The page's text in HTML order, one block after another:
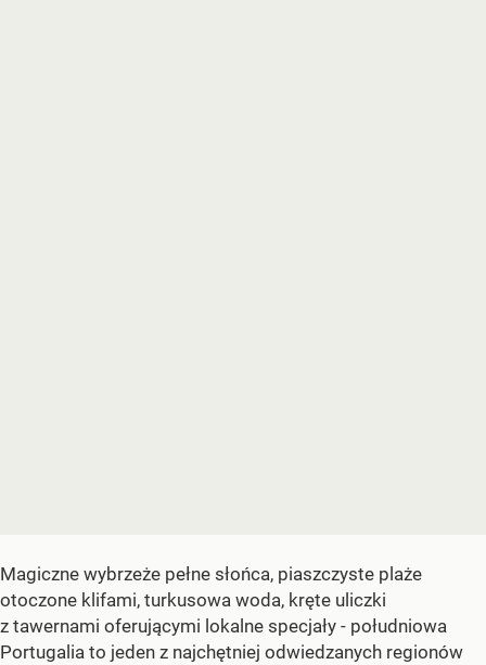
Magiczne wybrzeże pełne słońca, piaszczyste plaże
otoczone klifami, turkusowa woda, kręte uliczki
z tawernami oferującymi lokalne specjały - południowa
Portugalia to jeden z najchętniej odwiedzanych regionów